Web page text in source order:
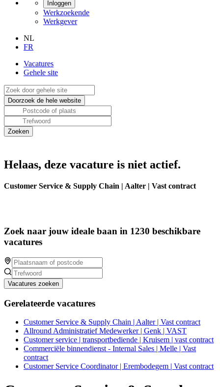
Inloggen
Werkzoekende
Werkgever
NL
FR
Vacatures
Gehele site
Helaas, deze vacature is niet actief.
Customer Service & Supply Chain | Aalter | Vast contract
Zoek naar jouw ideale baan in 1230 beschikbare
vacatures
Vacatures zoeken
Gerelateerde vacatures
Customer Service & Supply Chain | Aalter | Vast contract
Allround Administratief Medewerker | Genk | VAST
Customer service | transportbediende | Kruisem | vast contract
Commerciële binnendienst - Internal Sales | Melle | Vast
contract
Customer Service Coordinator | Erembodegem | Vast contract